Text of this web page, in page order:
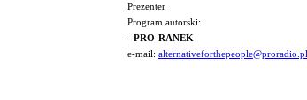
Prezenter
Program autorski:
- PRO-RANEK
e-mail: alternativeforthepeople@proradio.pl